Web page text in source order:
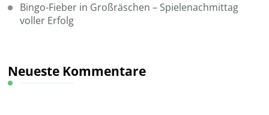
Bingo-Fieber in Großräschen – Spielenachmittag
voller Erfolg
Neueste Kommentare